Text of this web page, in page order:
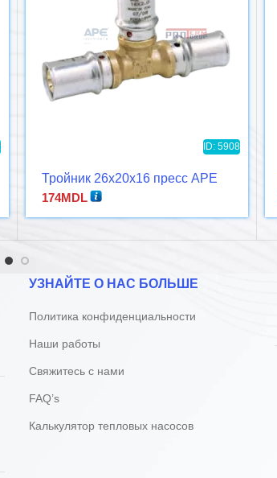
ID: 5908
Тройник 26x20x16 пресс APE
174MDL
УЗНАЙТЕ О НАС БОЛЬШЕ
Политика конфиденциальности
Наши работы
Свяжитесь с нами
FAQ’s
Калькулятор тепловых насосов